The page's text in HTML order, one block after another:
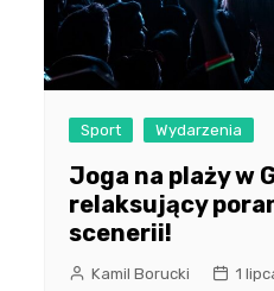
Sport Wydarzenia
Joga na plaży w
relaksujący
scenerii!
Kamil Borucki 1